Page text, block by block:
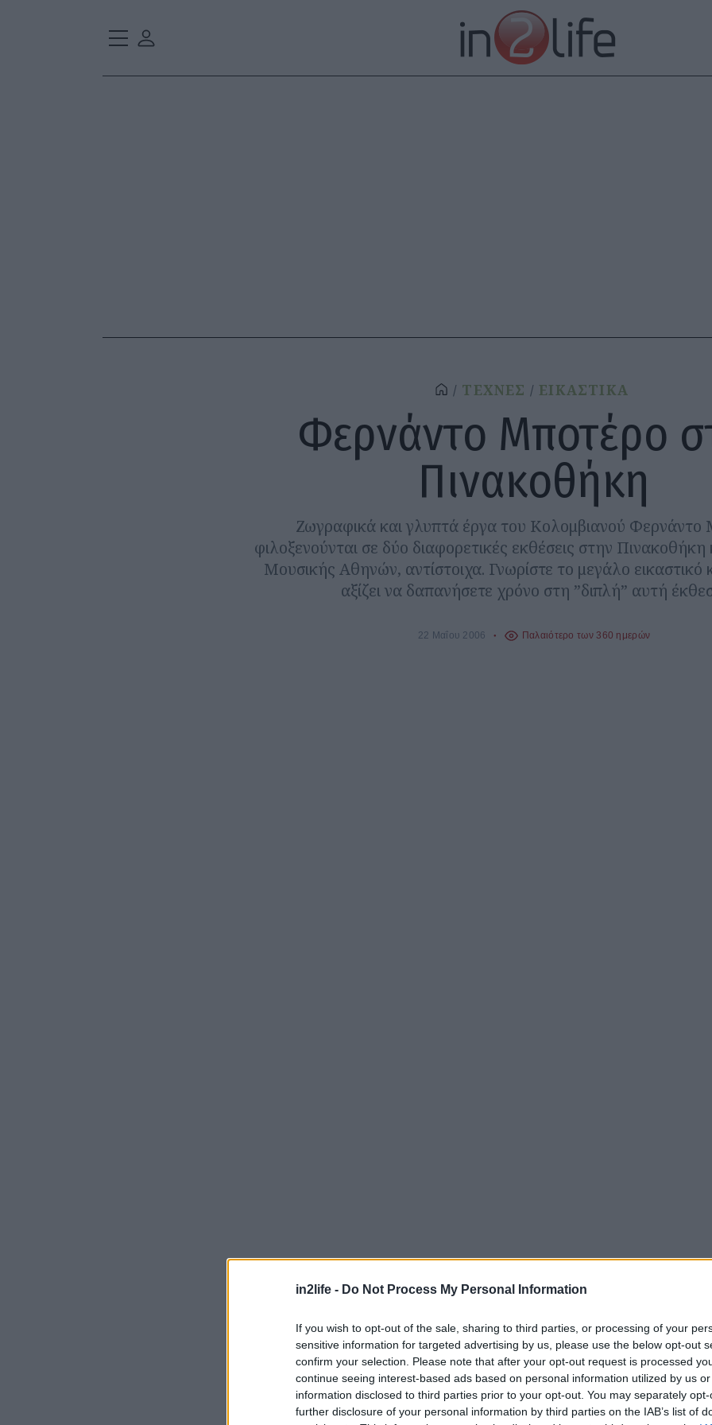
in2life - Do Not Process My Personal Information
If you wish to opt-out of the sale, sharing to third parties, or processing of your
sensitive information for targeted advertising by us, please use the below opt-out
confirm your selection. Please note that after your opt-out request is processed
continue seeing interest-based ads based on personal information utilized by us
information disclosed to third parties prior to your opt-out. You may separately
further disclosure of your personal information by third parties on the IAB’s list of
ΤΕΧΝΕΣ ΕΙΚΑΣΤΙΚΑ
Φερνάντο Μποτέρο
Πινακοθήκη
Ζωγραφικά και γλυπτά έργα του Κολομβιανού Φερνάντο
φιλοξενούνται σε δύο διαφορετικές εκθέσεις στην
Μουσικής Αθηνών, αντίστοιχα. Γνωρίστε το μεγάλο εικαστικό
αξίζει να δαπανήσετε χρόνο στη ”διπλή” αυτή
22 Μαΐου 2006 Παλαιότερο των 360 ημερών
Μ ιαεξαιρετικής αισθητικής έκθεσηξεκίνησε
Εθνική Πινακοθήκη με τη χορηγία του Private
όχι μόνο- έργων του ΚολομβιανούΦερνάντο
Η δουλειά του παραστατικού αυτού ζωγράφου έχει εδώ και περίπου
αναγνωριστεί ανταμείβοντάς τον για τα πρώτα χρόνια της